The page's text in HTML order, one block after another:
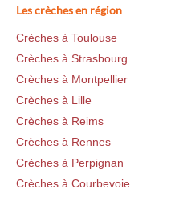
Les crèches en région
Crèches à Toulouse
Crèches à Strasbourg
Crèches à Montpellier
Crèches à Lille
Crèches à Reims
Crèches à Rennes
Crèches à Perpignan
Crèches à Courbevoie